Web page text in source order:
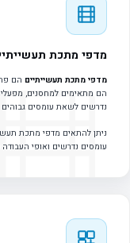
מדפי מתכת
מדפי מתכת תעשייתיים הם
הם מתאימים למחסנים,
נדרשים לשאת עומסים
ניתן להתאים מדפי מתכת
עומסים נדרשים ואופי